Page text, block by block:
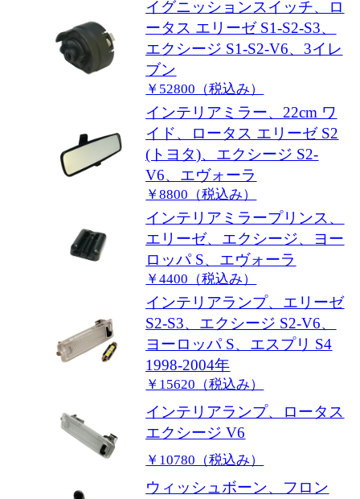
イグニッションスイッチ、ロ
ータス エリーゼ S1-S2-S3、
エクシージ S1-S2-V6、3イレ
ブン
￥52800（税込み）
インテリアミラー、22cm ワ
イド、ロータス エリーゼ S2
(トヨタ)、エクシージ S2-
V6、エヴォーラ
￥8800（税込み）
インテリアミラープリンス、
エリーゼ、エクシージ、ヨー
ロッパ S、エヴォーラ
￥4400（税込み）
インテリアランプ、エリーゼ
S2-S3、エクシージ S2-V6、
ヨーロッパ S、エスプリ S4
1998-2004年
￥15620（税込み）
インテリアランプ、ロータス
エクシージ V6
￥10780（税込み）
ウィッシュボーン、フロン